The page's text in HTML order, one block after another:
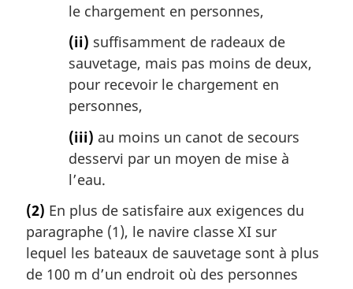
le chargement en personnes,
(ii) suffisamment de radeaux de
sauvetage, mais pas moins de deux,
pour recevoir le chargement en
personnes,
(iii) au moins un canot de secours
desservi par un moyen de mise à
l’eau.
(2) En plus de satisfaire aux exigences du
paragraphe (1), le navire classe XI sur
lequel les bateaux de sauvetage sont à plus
de 100 m d’un endroit où des personnes